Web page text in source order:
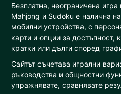
Безплатна, неограничена
Mahjong и Sudoku е налична
мобилни устройства, с
карти и опции за достъпност,
кратки или дълги според
Сайтът съчетава игрални
ръководства и общностни
упражнявате, сравнявате